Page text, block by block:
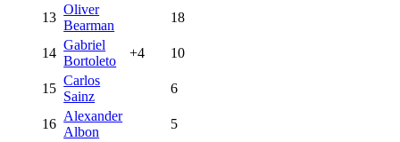
13
Oliver
Bearman
18
14
Gabriel
Bortoleto
+4 10
15
Carlos
Sainz
6
16
Alexander
Albon
5